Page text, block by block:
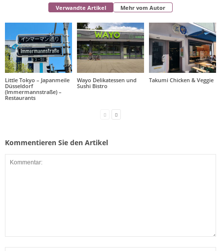
Verwandte Artikel Mehr vom Autor
Little Tokyo – Japanmeile
Düsseldorf
(Immermannstraße) –
Restaurants
Wayo Delikatessen und
Sushi Bistro
Takumi Chicken & Veggie
Kommentieren Sie den Artikel